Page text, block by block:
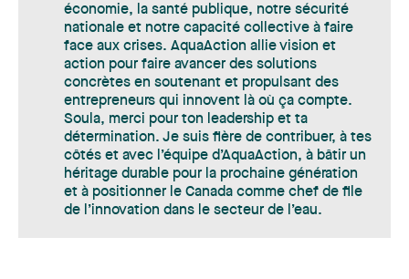
économie, la santé publique, notre sécurité
nationale et notre capacité collective à faire
face aux crises. AquaAction allie vision et
action pour faire avancer des solutions
concrètes en soutenant et propulsant des
entrepreneurs qui innovent là où ça compte.
Soula, merci pour ton leadership et ta
détermination. Je suis fière de contribuer, à tes
côtés et avec l’équipe d’AquaAction, à bâtir un
héritage durable pour la prochaine génération
et à positionner le Canada comme chef de file
de l’innovation dans le secteur de l’eau.